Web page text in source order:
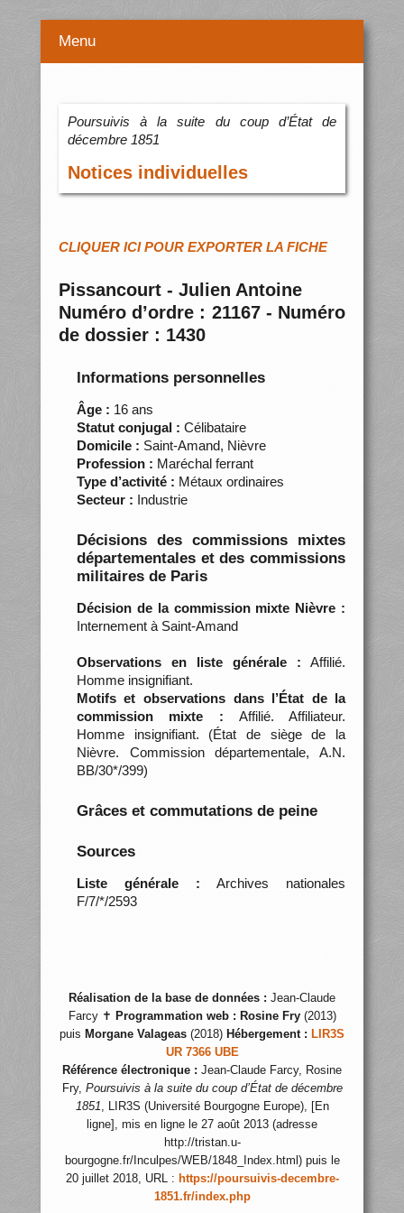
Menu
Poursuivis à la suite du coup d’État de
décembre 1851
Notices individuelles
CLIQUER ICI POUR EXPORTER LA FICHE
Pissancourt - Julien Antoine
Numéro d’ordre : 21167 - Numéro
de dossier : 1430
Informations personnelles
Âge : 16 ans
Statut conjugal : Célibataire
Domicile : Saint-Amand, Nièvre
Profession : Maréchal ferrant
Type d’activité : Métaux ordinaires
Secteur : Industrie
Décisions des commissions mixtes
départementales et des commissions
militaires de Paris
Décision de la commission mixte Nièvre :
Internement à Saint-Amand
Observations en liste générale : Affilié.
Homme insignifiant.
Motifs et observations dans l’État de la
commission mixte : Affilié. Affiliateur.
Homme insignifiant. (État de siège de la
Nièvre. Commission départementale, A.N.
BB/30*/399)
Grâces et commutations de peine
Sources
Liste générale : Archives nationales
F/7/*/2593
Réalisation de la base de données : Jean-Claude
Farcy ✝ Programmation web : Rosine Fry(2013)
puis Morgane Valageas (2018) Hébergement : LIR3S
UR 7366 UBE
Référence électronique : Jean-Claude Farcy, Rosine
Fry, Poursuivis à la suite du coup d’État de décembre
1851, LIR3S (Université Bourgogne Europe), [En
ligne], mis en ligne le 27 août 2013 (adresse
http://tristan.u-
bourgogne.fr/Inculpes/WEB/1848_Index.html) puis le
20 juillet 2018, URL : https://poursuivis-decembre-
1851.fr/index.php